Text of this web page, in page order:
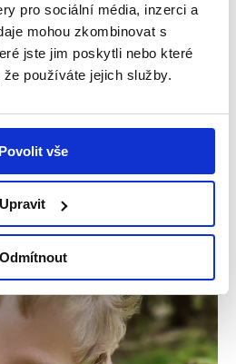
pro sociální média, inzerci a
mohou zkombinovat s
jste jim poskytli nebo které
používáte jejich služby.
Povolit vše
Upravit
Odmítnout
potřebné, aby dcera
Amálky
Iva, tatínek Pavel a